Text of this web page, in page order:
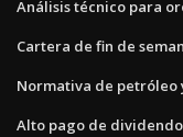
Análisis técnico para
Cartera de fin de
Normativa de petróleo
Alto pago de